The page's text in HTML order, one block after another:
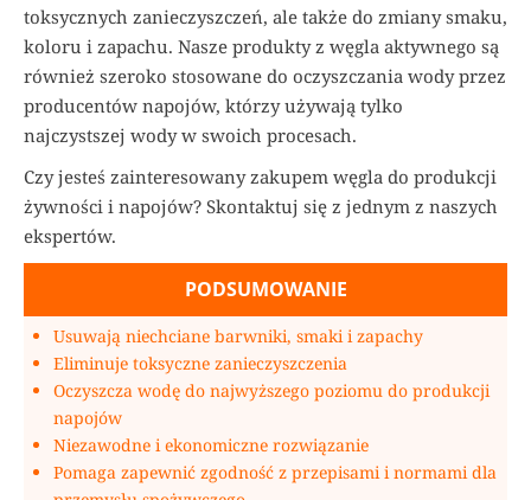
toksycznych zanieczyszczeń, ale także do zmiany smaku,
koloru i zapachu. Nasze produkty z węgla aktywnego są
również szeroko stosowane do oczyszczania wody przez
producentów napojów, którzy używają tylko
najczystszej wody w swoich procesach.
Czy jesteś zainteresowany zakupem węgla do produkcji
żywności i napojów? Skontaktuj się z jednym z naszych
ekspertów.
PODSUMOWANIE
Usuwają niechciane barwniki, smaki i zapachy
Eliminuje toksyczne zanieczyszczenia
Oczyszcza wodę do najwyższego poziomu do produkcji
napojów
Niezawodne i ekonomiczne rozwiązanie
Pomaga zapewnić zgodność z przepisami i normami dla